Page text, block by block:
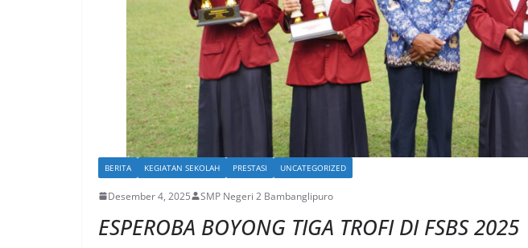
BERITA KEGIATAN SEKOLAH PRESTASI UNCATEGORIZED
Desember 4, 2025 SMP Negeri 2 Bambanglipuro
ESPEROBA BOYONG TIGA TROFI DI FSBS 2025